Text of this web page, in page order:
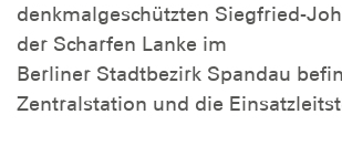
denkmalgeschützten Siegfried-
der Scharfen Lanke im
Berliner Stadtbezirk Spandau
Zentralstation und die